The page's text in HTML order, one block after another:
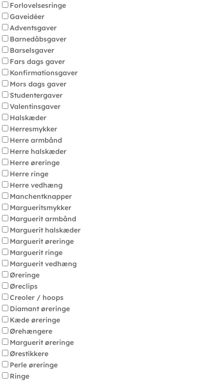
Forlovelsesringe
Gaveidéer
Adventsgaver
Barnedåbsgaver
Barselsgaver
Fars dags gaver
Konfirmationsgaver
Mors dags gaver
Studentergaver
Valentinsgaver
Halskæder
Herresmykker
Herre armbånd
Herre halskæder
Herre øreringe
Herre ringe
Herre vedhæng
Manchentknapper
Margueritsmykker
Marguerit armbånd
Marguerit halskæder
Marguerit øreringe
Marguerit ringe
Marguerit vedhæng
Øreringe
Øreclips
Creoler / hoops
Diamant øreringe
Kæde øreringe
Ørehængere
Marguerit øreringe
Ørestikkere
Perle øreringe
Ringe